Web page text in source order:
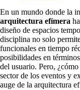
En un mundo donde la
arquitectura efímera
diseño de espacios
disciplina no solo
funcionales en tiempo
posibilidades en
del usuario. Pero,
sector de los eventos y
auge de la arquitectura